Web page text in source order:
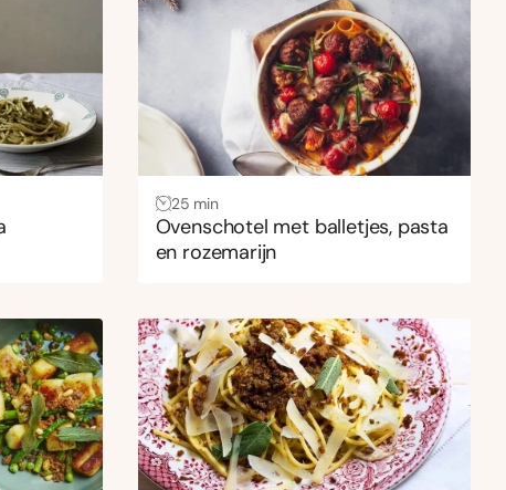
25 min
Ovenschotel met balletjes, pasta
en rozemarijn